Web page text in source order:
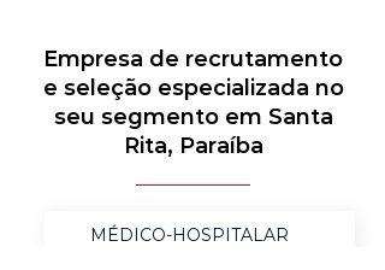
Empresa de recrutamento
e seleção especializada no
seu segmento em Santa
Rita, Paraíba
MÉDICO-HOSPITALAR